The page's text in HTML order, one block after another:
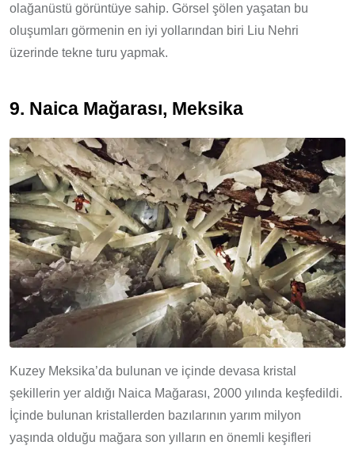
olağanüstü görüntüye sahip. Görsel şölen yaşatan bu
oluşumları görmenin en iyi yollarından biri Liu Nehri
üzerinde tekne turu yapmak.
9. Naica Mağarası, Meksika
Kuzey Meksika’da bulunan ve içinde devasa kristal
şekillerin yer aldığı Naica Mağarası, 2000 yılında keşfedildi.
İçinde bulunan kristallerden bazılarının yarım milyon
yaşında olduğu mağara son yılların en önemli keşifleri